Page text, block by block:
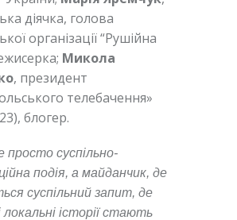
діячка, голова
організації “Рушійна
Микола
, президент
телебачення»
блогер.
суспільно-
подія, а майданчик, де
суспільний запит, де
локальні історії стають